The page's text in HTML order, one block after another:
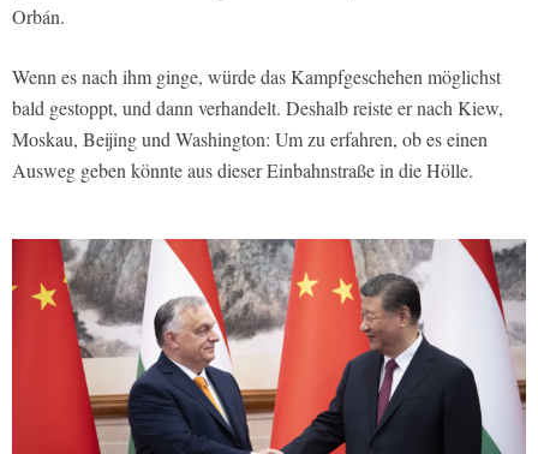
Orbán.
Wenn es nach ihm ginge, würde das Kampfgeschehen möglichst
bald gestoppt, und dann verhandelt. Deshalb reiste er nach Kiew,
Moskau, Beijing und Washington: Um zu erfahren, ob es einen
Ausweg geben könnte aus dieser Einbahnstraße in die Hölle.